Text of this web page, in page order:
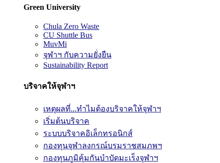
Green University
Chula Zero Waste
CU Shuttle Bus
MuvMi
จุฬาฯ กับความยั่งยืน
Sustainability Report
บริจาคให้จุฬาฯ
เหตุผลที่...ทำไมต้องบริจาคให้จุฬาฯ
เริ่มต้นบริจาค
ระบบบริจาคอิเล็กทรอนิกส์
กองทุนจุฬาลงกรณ์บรมราชสมภพฯ
กองทุนภูมิคุ้มกันบำบัดมะเร็งจุฬาฯ